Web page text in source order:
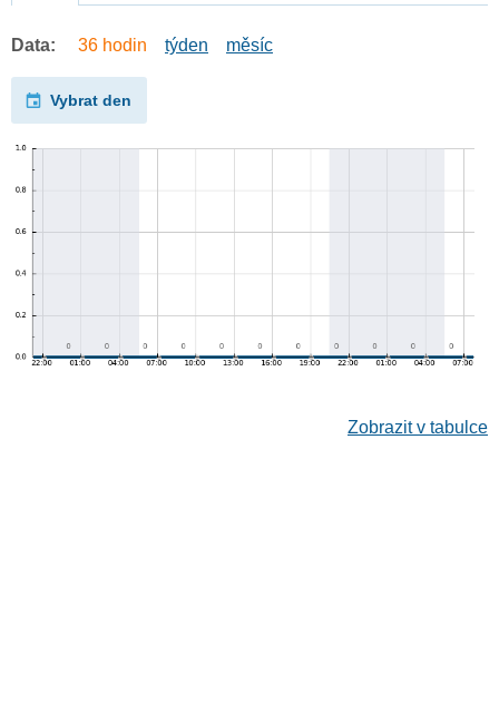
Data: 36 hodin týden měsíc
Vybrat den
Zobrazit v tabulce